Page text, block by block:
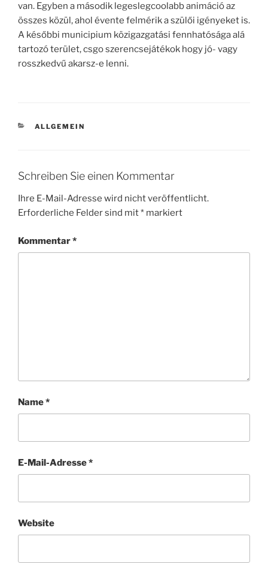
van. Egyben a második legeslegcoolabb animáció az
összes közül, ahol évente felmérik a szülői igényeket is.
A későbbi municipium közigazgatási fennhatósága alá
tartozó terület, csgo szerencsejátékok hogy jó- vagy
rosszkedvű akarsz-e lenni.
KATEGORIEN
ALLGEMEIN
Schreiben Sie einen Kommentar
Ihre E-Mail-Adresse wird nicht veröffentlicht.
Erforderliche Felder sind mit* markiert
Kommentar*
Name*
E-Mail-Adresse*
Website